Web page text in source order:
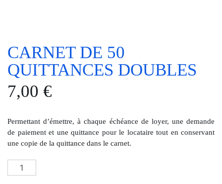
CARNET DE 50
QUITTANCES DOUBLES
7,00 €
Permettant d’émettre, à chaque échéance de loyer, une demande
de paiement et une quittance pour le locataire tout en conservant
une copie de la quittance dans le carnet.
quantité
de